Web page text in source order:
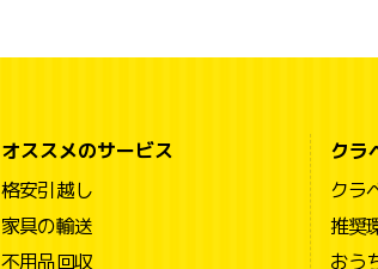
オススメのサービス
格安引越し
家具の輸送
不用品回収
クラ
クラ
推奨
おう